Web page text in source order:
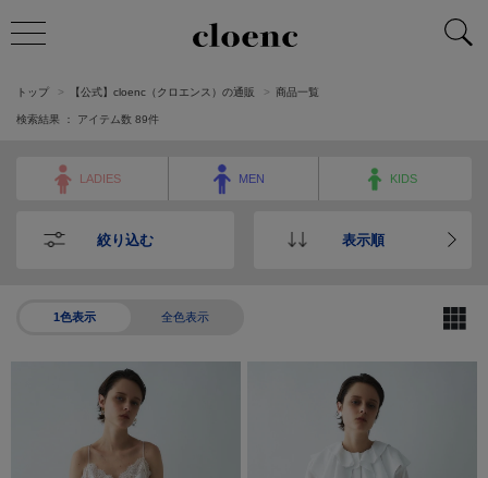
トップ 【公式】cloenc（クロエンス）の通販 商品一覧
検索結果 ： アイテム数 89件
LADIES MEN KIDS
絞り込む 表示順
1色表示 全色表示